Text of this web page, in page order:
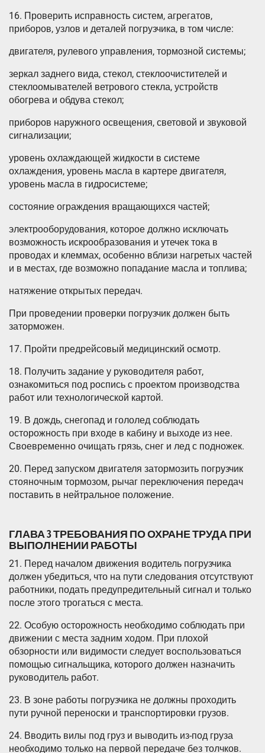
16. Проверить исправность систем, агрегатов,
приборов, узлов и деталей погрузчика, в том числе:
двигателя, рулевого управления, тормозной системы;
зеркал заднего вида, стекол, стеклоочистителей и
стеклоомывателей ветрового стекла, устройств
обогрева и обдува стекол;
приборов наружного освещения, световой и звуковой
сигнализации;
уровень охлаждающей жидкости в системе
охлаждения, уровень масла в картере двигателя,
уровень масла в гидросистеме;
состояние ограждения вращающихся частей;
электрооборудования, которое должно исключать
возможность искрообразования и утечек тока в
проводах и клеммах, особенно вблизи нагретых частей
и в местах, где возможно попадание масла и топлива;
натяжение открытых передач.
При проведении проверки погрузчик должен быть
заторможен.
17. Пройти предрейсовый медицинский осмотр.
18. Получить задание у руководителя работ,
ознакомиться под роспись с проектом производства
работ или технологической картой.
19. В дождь, снегопад и гололед соблюдать
осторожность при входе в кабину и выходе из нее.
Своевременно очищать грязь, снег и лед с подножек.
20. Перед запуском двигателя затормозить погрузчик
стояночным тормозом, рычаг переключения передач
поставить в нейтральное положение.
ГЛАВА 3 ТРЕБОВАНИЯ ПО ОХРАНЕ ТРУДА ПРИ
ВЫПОЛНЕНИИ РАБОТЫ
21. Перед началом движения водитель погрузчика
должен убедиться, что на пути следования отсутствуют
работники, подать предупредительный сигнал и только
после этого трогаться с места.
22. Особую осторожность необходимо соблюдать при
движении с места задним ходом. При плохой
обзорности или видимости следует воспользоваться
помощью сигнальщика, которого должен назначить
руководитель работ.
23. В зоне работы погрузчика не должны проходить
пути ручной переноски и транспортировки грузов.
24. Вводить вилы под груз и выводить из-под груза
необходимо только на первой передаче без толчков.